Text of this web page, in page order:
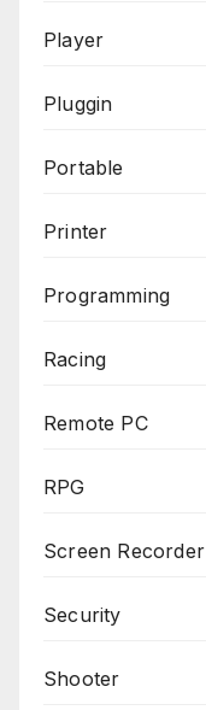
Player
Pluggin
Portable
Printer
Programming
Racing
Remote PC
RPG
Screen Recorder
Security
Shooter